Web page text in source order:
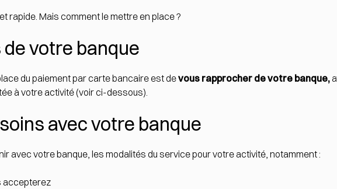
rapide. Mais comment le mettre en place ?
votre banque
du paiement par carte bancaire est devous rapprocher de votre banque,
à votre activité (voir ci-dessous).
avec votre banque
avec votre banque, les modalités du service pour votre activité, notamment :
accepterez